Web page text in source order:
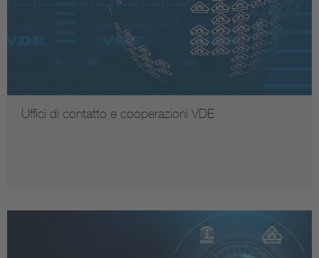
Uffici di contatto e cooperazioni VDE